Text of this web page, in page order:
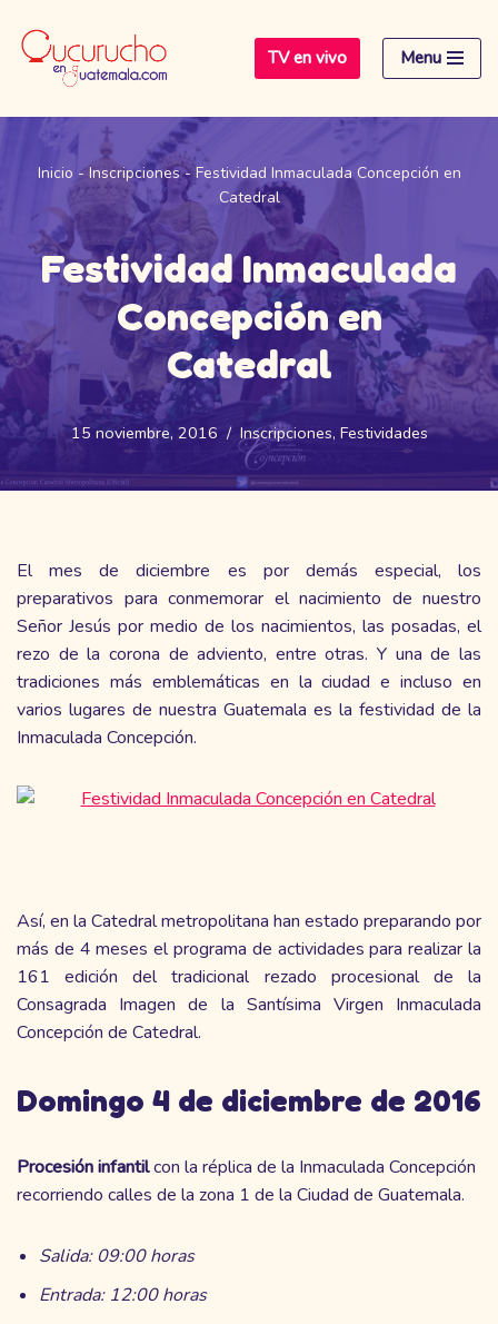
Saltar
contenido
TV en vivo Menu
Inicio -Inscripciones-Festividad Inmaculada Concepción en
Catedral
Festividad Inmaculada
Concepción en
Catedral
15 noviembre, 2016 Inscripciones, Festividades
El mes de diciembre es por demás especial, los
preparativos para conmemorar el nacimiento de nuestro
Señor Jesús por medio de los nacimientos, las posadas, el
rezo de la corona de adviento, entre otras. Y una de las
tradiciones más emblemáticas en la ciudad e incluso en
varios lugares de nuestra Guatemala es la festividad de la
Inmaculada Concepción.
Así, en la Catedral metropolitana han estado preparando por
más de 4 meses el programa de actividades para realizar la
161 edición del tradicional rezado procesional de la
Consagrada Imagen de la Santísima Virgen Inmaculada
Concepción de Catedral.
Domingo 4 de diciembre de 2016
Procesión infantilcon la réplica de la Inmaculada Concepción
recorriendo calles de la zona 1 de la Ciudad de Guatemala.
Salida: 09:00 horas
Entrada: 12:00 horas